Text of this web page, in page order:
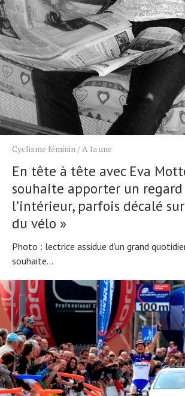
Cyclisme féminin/A la une
En tête à tête avec Eva
souhaite apporter un regard
l’intérieur, parfois décalé
du vélo »
Photo : lectrice assidue d’un grand
souhaite...